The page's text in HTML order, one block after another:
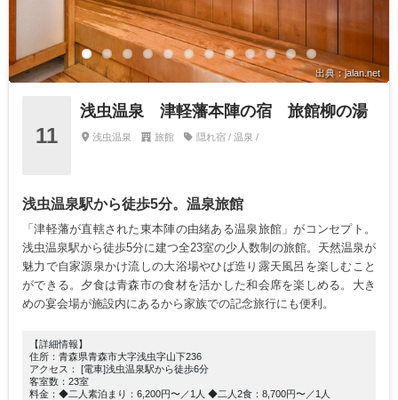
出典：jalan.net
11
浅虫温泉 津軽藩本陣の宿 旅館柳の湯
浅虫温泉 旅館 隠れ宿 / 温泉 /
浅虫温泉駅から徒歩5分。温泉旅館
「津軽藩が直轄された東本陣の由緒ある温泉旅館」がコンセプト。
浅虫温泉駅から徒歩5分に建つ全23室の少人数制の旅館。天然温泉が
魅力で自家源泉かけ流しの大浴場やひば造り露天風呂を楽しむこと
ができる。夕食は青森市の食材を活かした和会席を楽しめる。大き
めの宴会場が施設内にあるから家族での記念旅行にも便利。
【詳細情報】
住所：青森県青森市大字浅虫字山下236
アクセス： [電車]浅虫温泉駅から徒歩6分
客室数：23室
料金：◆二人素泊まり：6,200円〜／1人 ◆二人2食：8,700円〜／1人